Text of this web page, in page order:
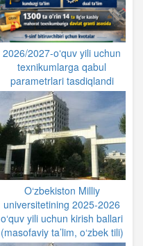
2026/2027-oʻquv yili uchun
texnikumlarga qabul
parametrlari tasdiqlandi
O‘zbekiston Milliy
universitetining 2025-2026
o‘quv yili uchun kirish ballari
(masofaviy ta’lim, o‘zbek tili)